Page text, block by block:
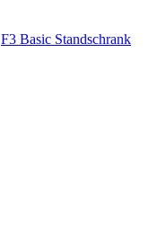
F3 Basic Standschrank